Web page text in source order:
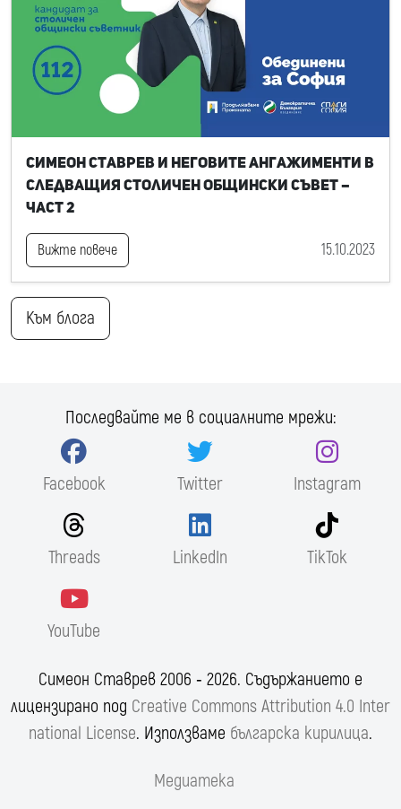
Симеон Ставрев и неговите ангажименти в
следващия Столичен общински съвет –
част 2
Вижте повече 15.10.2023
Към блога
Последвайте ме в социалните мрежи:
Facebook Twitter Instagram
Threads LinkedIn TikTok
YouTube
Симеон Ставрев 2006 ‐ 2026. Съдържанието е
лицензирано под Creative Commons Attribution 4.0 Inter
national License. Използваме българска кирилица.
Медиатека